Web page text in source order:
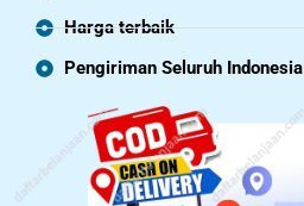
Harga terbaik
Pengiriman Seluruh Indonesia